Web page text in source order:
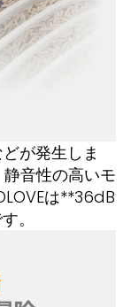
が発生しま
音性の高いモ
は**36dB
。